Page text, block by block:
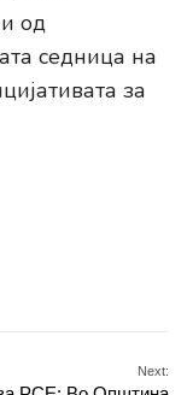
од
седница на
за
Next: